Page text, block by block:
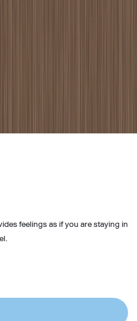
feelings as if you are staying in